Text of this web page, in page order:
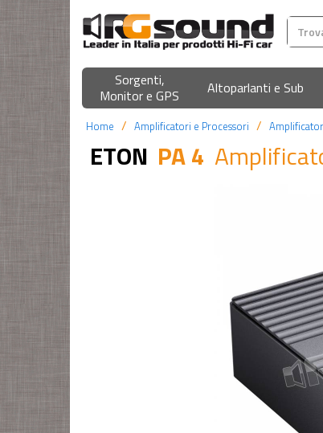
Sorgenti,
Monitor e GPS
Altoparlanti e Sub
Home Amplificatori e Processori
ETON PA 4